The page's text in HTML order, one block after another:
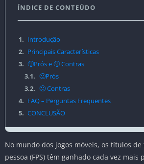
ÍNDICE DE CONTEÚDO
1. Introdução
2. Principais Características
3. 🙂Prós e 🙁 Contras
3.1. 🙂Prós
3.2. 🙁 Contras
4. FAQ – Perguntas Frequentes
5. CONCLUSÃO
No mundo dos jogos móveis, os títulos
pessoa (FPS) têm ganhado cada vez